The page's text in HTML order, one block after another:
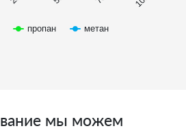
пропан метан
мы можем